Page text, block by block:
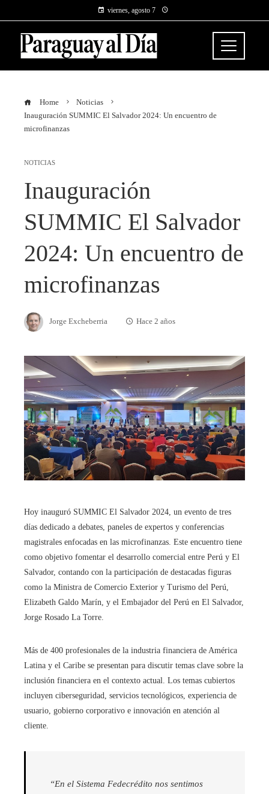
viernes, agosto 7
Home
Noticias
Inauguración SUMMIC El Salvador 2024: Un encuentro de
microfinanzas
NOTICIAS
Inauguración
SUMMIC El Salvador
2024: Un encuentro de
microfinanzas
Jorge Excheberria Hace 2 años
Hoy inauguró SUMMIC El Salvador 2024, un evento de tres
días dedicado a debates, paneles de expertos y conferencias
magistrales enfocadas en las microfinanzas. Este encuentro tiene
como objetivo fomentar el desarrollo comercial entre Perú y El
Salvador, contando con la participación de destacadas figuras
como la Ministra de Comercio Exterior y Turismo del Perú,
Elizabeth Galdo Marín, y el Embajador del Perú en El Salvador,
Jorge Rosado La Torre.
Más de 400 profesionales de la industria financiera de América
Latina y el Caribe se presentan para discutir temas clave sobre la
inclusión financiera en el contexto actual. Los temas cubiertos
incluyen ciberseguridad, servicios tecnológicos, experiencia de
usuario, gobierno corporativo e innovación en atención al
cliente.
“En el Sistema Fedecrédito nos sentimos